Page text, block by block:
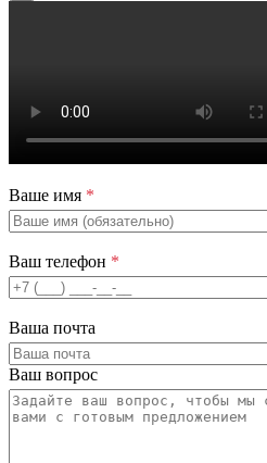
Ваше имя *
Ваш телефон *
Ваша почта
Ваш вопрос